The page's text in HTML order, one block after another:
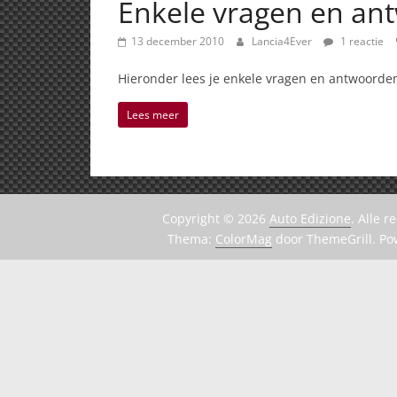
Enkele vragen en
13 december 2010 Lancia4Ever 1 reactie
Hieronder lees je enkele vragen en
Lees meer
Copyright © 2026 Auto Edizione. Alle
Thema: ColorMag door ThemeGrill.